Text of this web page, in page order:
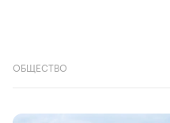
ОБЩЕСТВО